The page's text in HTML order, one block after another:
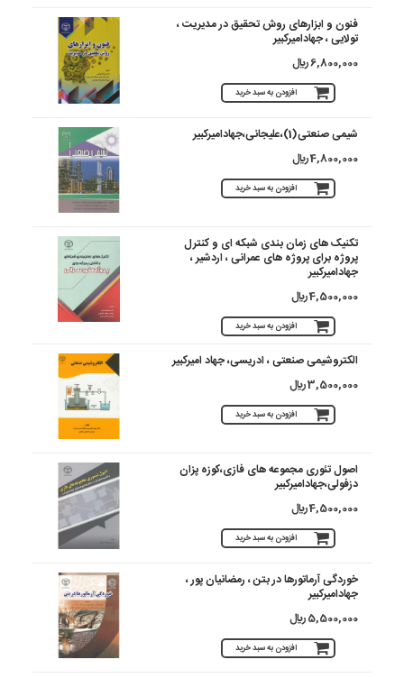
فنون و ابزارهای روش تحقیق در مدیریت ،
تولایی ، جهادامیرکبیر
6,800,000 ريال
افزودن به سبد خرید
شیمی صنعتی(1)،علیجانی،جهادامیرکبیر
4,800,000 ريال
افزودن به سبد خرید
تکنیک های زمان بندی شبکه ای و کنترل
پروژه برای پروژه های عمرانی ، اردشیر ،
جهادامیرکبیر
4,500,000 ريال
افزودن به سبد خرید
الکتروشیمی صنعتی ، ادریسی، جهاد امیرکبیر
3,500,000 ريال
افزودن به سبد خرید
اصول تئوری مجموعه های فازی،کوزه پزان
دزفولی،جهادامیرکبیر
4,500,000 ريال
افزودن به سبد خرید
خوردگی آرماتورها در بتن ، رمضانیان پور ،
جهادامیرکبیر
5,500,000 ريال
افزودن به سبد خرید